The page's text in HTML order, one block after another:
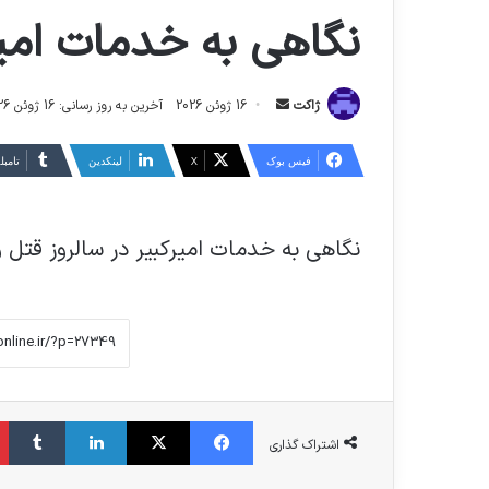
نگاهی به خدمات
ژاکت
ارسال 16 ژوئن 2026 آخرین به روز رسانی: 16 ژوئن 2026
فیس بوک X لینکدین
نگاهی به خدمات امیرکبیر در سالروز
اشتراک گذاری
فیس بوک X لینکدین